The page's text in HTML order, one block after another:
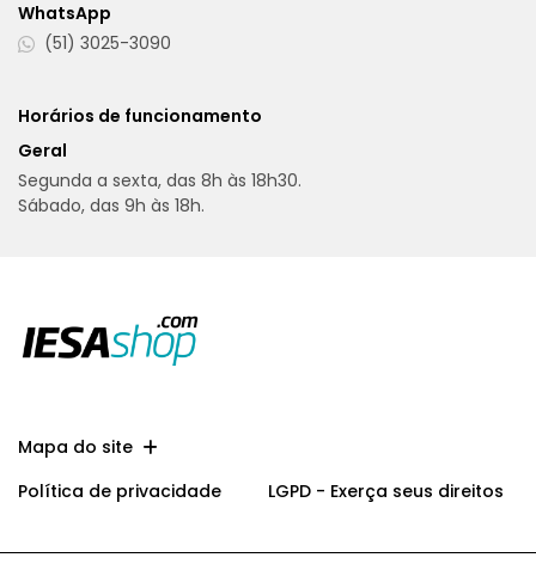
WhatsApp
(51) 3025-3090
Horários de funcionamento
Geral
Segunda a sexta, das 8h às 18h30.
Sábado, das 9h às 18h.
Mapa do site
Política de privacidade
LGPD - Exerça seus direitos